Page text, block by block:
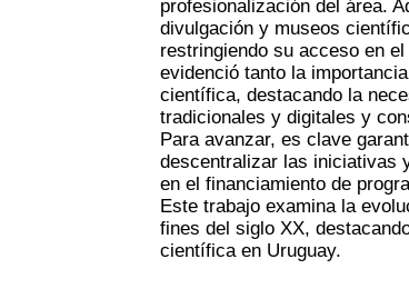
profesionalización del área.
divulgación y museos
restringiendo su acceso en
evidenció tanto la
científica, destacando la
tradicionales y digitales y
Para avanzar, es clave
descentralizar las iniciativas
en el financiamiento de
Este trabajo examina la
fines del siglo XX,
científica en Uruguay.